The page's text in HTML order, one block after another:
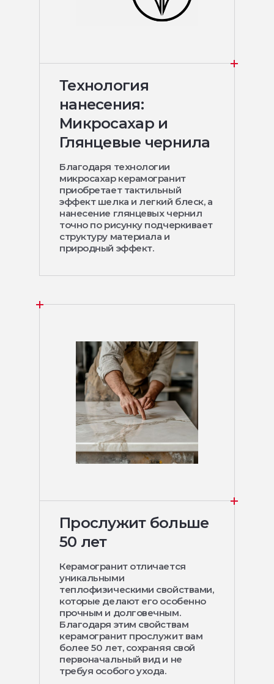
Технология
нанесения:
Микросахар и
Глянцевые чернила
Благодаря технологии
микросахар керамогранит
приобретает тактильный
эффект шелка и легкий блеск, а
нанесение глянцевых чернил
точно по рисунку подчеркивает
структуру материала и
природный эффект.
Прослужит больше
50 лет
Керамогранит отличается
уникальными
теплофизическими свойствами,
которые делают его особенно
прочным и долговечным.
Благодаря этим свойствам
керамогранит прослужит вам
более 50 лет, сохраняя свой
первоначальный вид и не
требуя особого ухода.